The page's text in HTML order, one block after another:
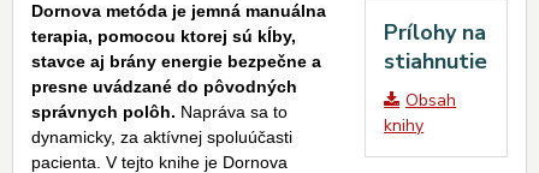
Prílohy na
stiahnutie
Obsah
knihy
Dornova metóda je jemná manuálna
terapia, pomocou ktorej sú kĺby,
stavce aj brány energie bezpečne a
presne uvádzané do pôvodných
správnych polôh. Napráva sa to
dynamicky, za aktívnej spoluúčasti
pacienta. V tejto knihe je Dornova